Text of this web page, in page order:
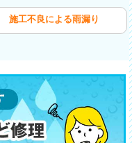
施工不良による雨漏り